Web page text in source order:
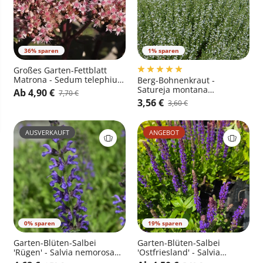
36% sparen
Großes Garten-Fettblatt
Matrona - Sedum telephium
'Matrona'
Ab 4,90 € 7,70 €
1% sparen
Berg-Bohnenkraut -
Satureja montana
ssp.montana
3,56 € 3,60 €
0% sparen
AUSVERKAUFT
Garten-Blüten-Salbei
'Rügen' - Salvia nemorosa
19% sparen
ANGEBOT
Garten-Blüten-Salbei
'Ostfriesland' - Salvia